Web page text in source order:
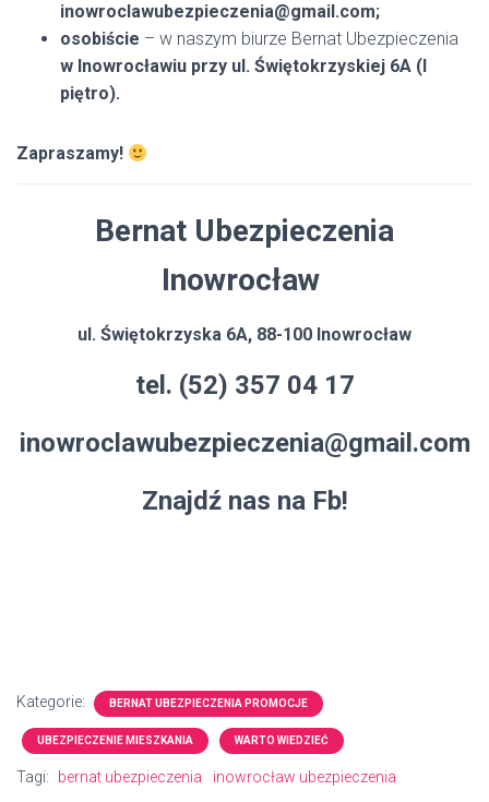
inowroclawubezpieczenia@gmail.com;
osobiście – w naszym biurze Bernat Ubezpieczenia
w Inowrocławiu przy ul. Świętokrzyskiej 6A (I
piętro).
Zapraszamy!
Bernat Ubezpieczenia
Inowrocław
ul. Świętokrzyska 6A, 88-100 Inowrocław
tel. (52) 357 04 17
inowroclawubezpieczenia@gmail.com
Znajdź nas na Fb!
Kategorie: BERNAT UBEZPIECZENIA PROMOCJE
UBEZPIECZENIE MIESZKANIA WARTO WIEDZIEĆ
Tagi: bernat ubezpieczenia
inowrocław ubezpieczenia